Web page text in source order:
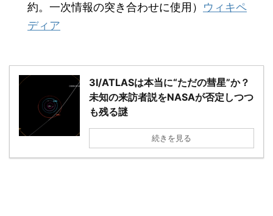
約。一次情報の突き合わせに使用） ウィキペ
ディア
3I/ATLASは本当に“ただの彗星”か？
未知の来訪者説をNASAが否定しつつ
も残る謎
続きを見る